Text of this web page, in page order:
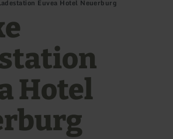
Euvea Hotel Neuerburg
Hotel